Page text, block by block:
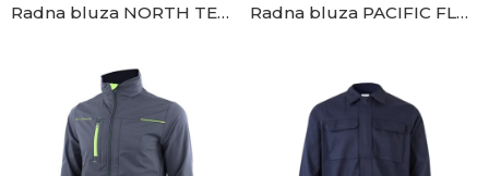
Radna bluza NORTH TECH tamno siva Radna bluza PACIFIC FLEX siva